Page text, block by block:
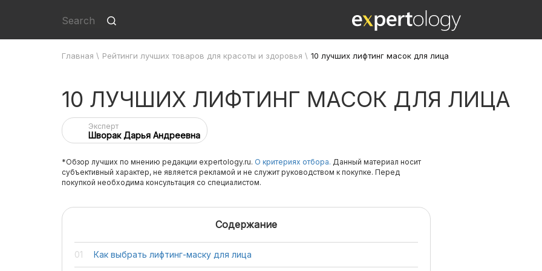
Главная \ Рейтинги лучших товаров для красоты и здоровья \ 10 лучших лифтинг масок для лица
10 ЛУЧШИХ ЛИФТИНГ МАСОК ДЛЯ ЛИЦА
Эксперт
Шворак Дарья Андреевна
*Обзор лучших по мнению редакции expertology.ru. О критериях отбора. Данный материал носит
субъективный характер, не является рекламой и не служит руководством к покупке. Перед
покупкой необходима консультация со специалистом.
Содержание
Как выбрать лифтинг-маску для лица